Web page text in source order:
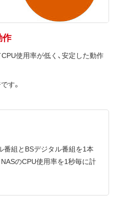
使用率が低く、安定した動作
す。
番組とBSデジタル番組を1本
のCPU使用率を1秒毎に計